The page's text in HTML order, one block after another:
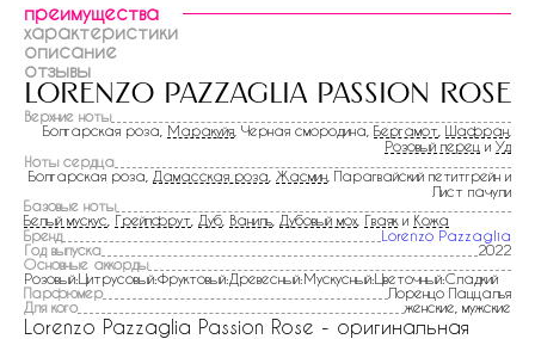
преимущества
характеристики
описание
отзывы
lorenzo pazzaglia passion rose
Верхние ноты
Болгарская роза, Маракуйя , Черная смородина, Бергамот Шафран
Розовый перец и Уд
Ноты сердца
Болгарская роза, Дамасская роза Жасмин , Парагвайский петитгрейн и
Лист пачули
Базовые ноты
Белый мускус Грейпфрут Дуб Ваниль Дубовый мох Гваяк и Кожа
Бренд
Lorenzo Pazzaglia
Год выпуска
2022
Основные аккорды
Розовый:Цитрусовый:Фруктовый:Древесный:Мускусный:Цветочный:Сладкий
Парфюмер
Лоренцо Паццалья
Для кого
женские, мужские
Lorenzo Pazzaglia Passion Rose - оригинальная